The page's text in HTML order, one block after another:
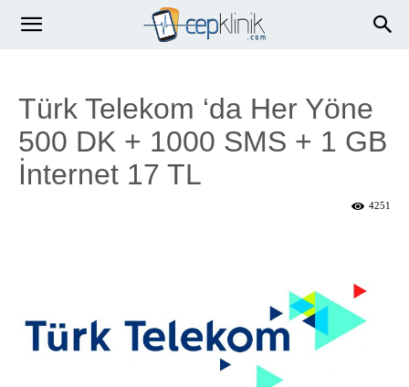
Türk Telekom ‘da Her Yöne
500 DK + 1000 SMS + 1 GB
İnternet 17 TL
4251